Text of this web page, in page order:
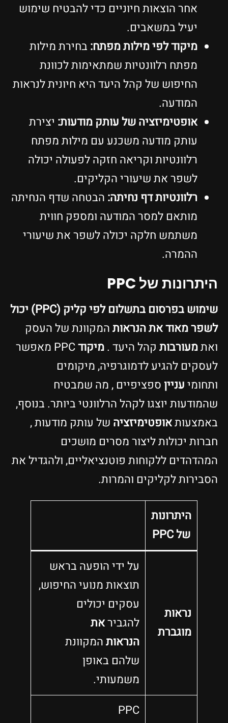
אחר הוצאות חיוניים כדי להבטיח שימוש
יעיל במשאבים.
מיקוד לפי מילות מפתח: בחירת מילות
מפתח רלוונטיות שמתאימות לכוונת
החיפוש של קהל היעד היא חיונית לנראות
המודעה.
אופטימיזציה של עותק מודעות: יצירת
עותק מודעה משכנע עם מילות מפתח
רלוונטיות וקריאה חזקה לפעולה יכולה
לשפר את שיעורי הקליקים.
רלוונטיות דף נחיתה: הבטחה שדף הנחיתה
מותאם למסר המודעה ומספק חווית
משתמש חלקה יכולה לשפר את שיעורי
ההמרה.
היתרונות של PPC
שימוש בפרסום בתשלום לפי קליק (PPC) יכול
לשפר מאוד את הנראותהמקוונת של העסק
ואתמעורבות קהל היעד .מיקוד
PPC מאפשר
לעסקים להגיע לדמוגרפיה, מיקומים
ותחומיעניין ספציפיים , מה שמבטיח
שהמודעות יוצגו לקהל הרלוונטי ביותר. בנוסף,
באמצעותאופטימיזציה של עותק מודעות ,
חברות יכולות ליצור מסרים מושכים
המהדהדים ללקוחות פוטנציאליים, ולהגדיל את
הסבירות לקליקים והמרות.
היתרונות
של PPC
נראות
מוגברת
על ידי הופעה בראש
תוצאות מנועי החיפוש,
עסקים יכולים
להגביראת
הנראותהמקוונת
שלהם באופן
משמעותי.
PPC